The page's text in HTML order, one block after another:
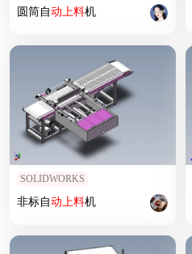
圆筒自动上料机
SOLIDWORKS
非标自动上料机